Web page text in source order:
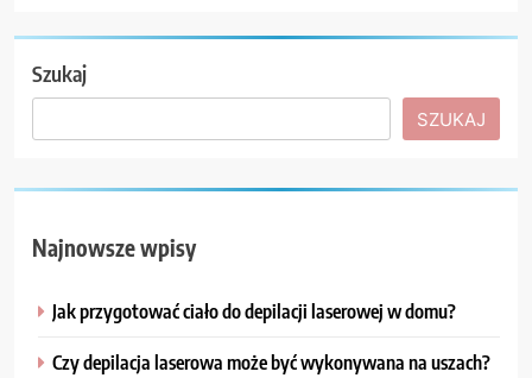
Szukaj
SZUKAJ
Najnowsze wpisy
Jak przygotować ciało do depilacji laserowej w domu?
Czy depilacja laserowa może być wykonywana na uszach?